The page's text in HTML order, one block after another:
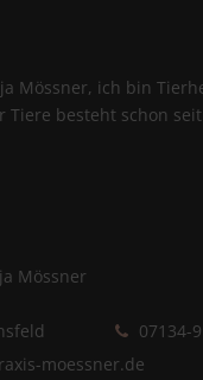
Mössner, ich bin
besteht schon
Mössner
07134-
moessner.de